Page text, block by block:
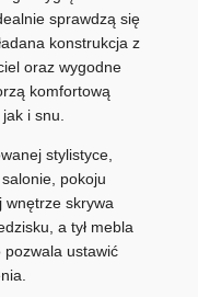
sprawdzą się
konstrukcja z
oraz wygodne
komfortową
i snu.
stylistyce,
pokoju
wnętrze skrywa
a tył mebla
pozwala ustawić